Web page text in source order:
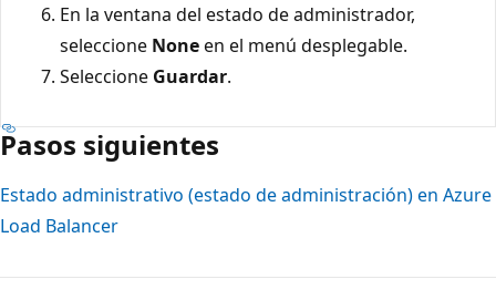
En la ventana del estado de administrador,
seleccione Noneen el menú desplegable.
Seleccione Guardar.
Pasos siguientes
Estado administrativo (estado de administración) en Azure
Load Balancer